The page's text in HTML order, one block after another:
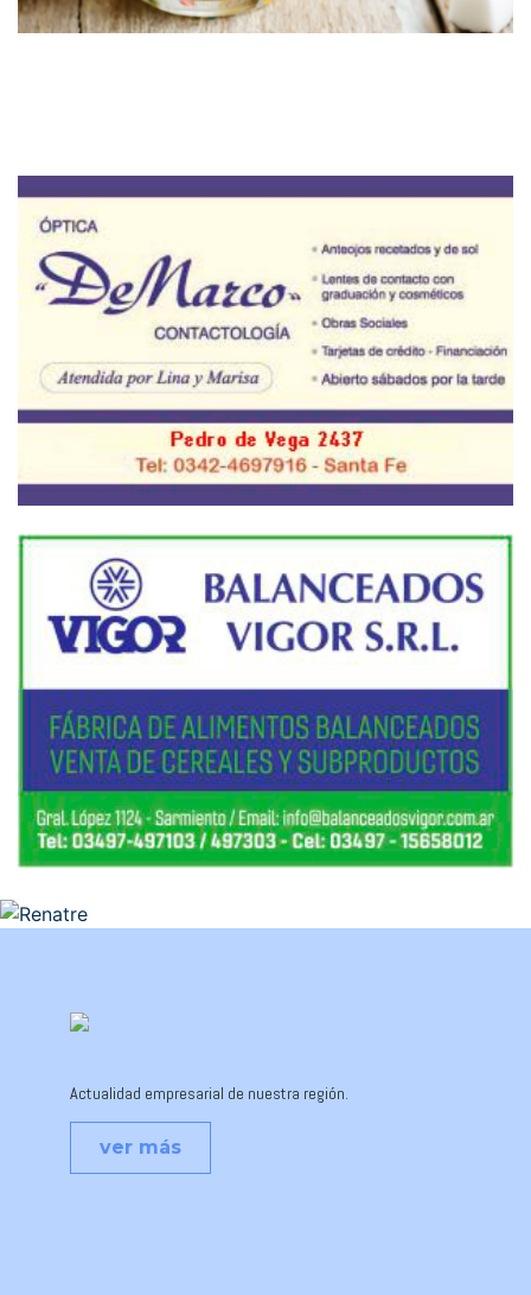
Actualidad empresarial de nuestra región.
ver más